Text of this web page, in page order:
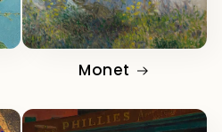
Monet